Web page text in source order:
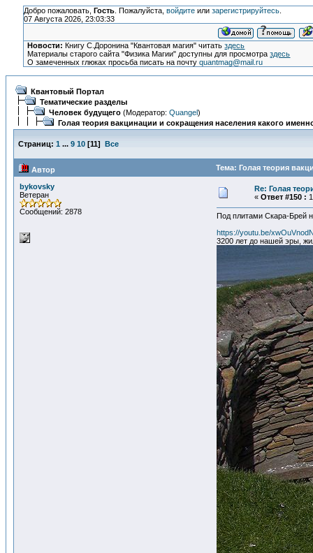
Добро пожаловать, Гость. Пожалуйста, войдитеили зарегистрируйтесь.
07 Августа 2026, 23:03:33
Новости: Книгу С.Доронина "Квантовая магия" читатьздесь
Материалы старого сайта "Физика Магии" доступны для просмотраздесь
О замеченных глюках просьба писать на почтуquantmag@mail.ru
Квантовый Портал
Тематические разделы
Человек будущего (Модератор: Quangel)
Голая теория вакцинации и сокращения населения какого
Страниц: 1 ... 9 10 [11] Все
Автор Тема: Голая теория
bykovsky
Ветеран
Сообщений: 2878
Re: Голая
« Ответ #150 :
Под плитами Скара-Брей
https://youtu.be/
3200 лет до нашей эры,